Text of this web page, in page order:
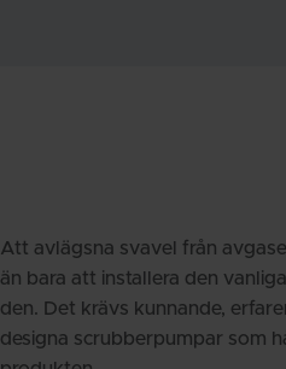
Att avlägsna svavel från
än bara att installera den
den. Det krävs kunnande,
designa scrubberpumpar som